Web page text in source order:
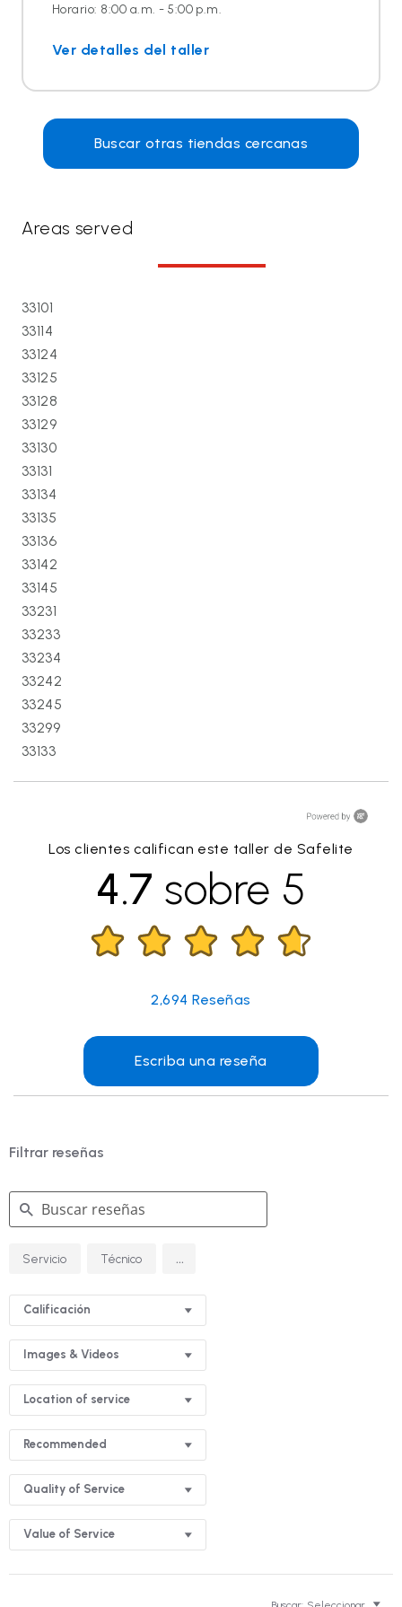
Horario: 8:00 a.m. - 5:00 p.m.
Ver detalles del taller
Buscar otras tiendas cercanas
Areas served
33101
33114
33124
33125
33128
33129
33130
33131
33134
33135
33136
33142
33145
33231
33233
33234
33242
33245
33299
33133
Los clientes califican este taller de Safelite
4.7 sobre 5
2,694 Reseñas
Escriba una reseña
Filtrar reseñas
Buscar
reseñas
Servicio Técnico ...
Calificación
Images & Videos
Location of service
Recommended
Quality of Service
Value of Service